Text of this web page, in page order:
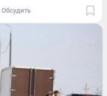
Обсудить